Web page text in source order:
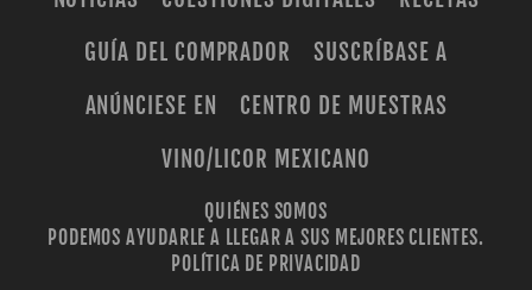
GUÍA DEL COMPRADOR
SUSCRÍBASE A
ANÚNCIESE EN
CENTRO DE MUESTRAS
VINO/LICOR MEXICANO
QUIÉNES SOMOS
PODEMOS AYUDARLE A LLEGAR A SUS MEJORES CLIENTES.
POLÍTICA DE PRIVACIDAD